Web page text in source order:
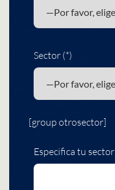
Sector (*)
[group otrosector]
Especifica tu sector